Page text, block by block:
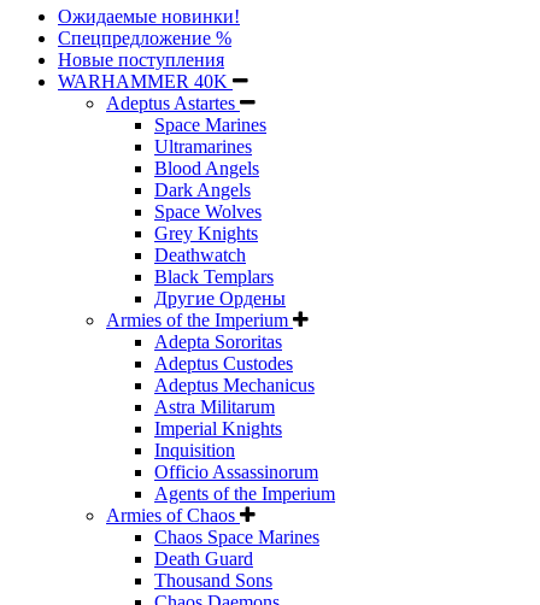
Ожидаемые новинки!
Спецпредложение %
Новые поступления
WARHAMMER 40K
Adeptus Astartes
Space Marines
Ultramarines
Blood Angels
Dark Angels
Space Wolves
Grey Knights
Deathwatch
Black Templars
Другие Ордены
Armies of the Imperium
Adepta Sororitas
Adeptus Custodes
Adeptus Mechanicus
Astra Militarum
Imperial Knights
Inquisition
Officio Assassinorum
Agents of the Imperium
Armies of Chaos
Chaos Space Marines
Death Guard
Thousand Sons